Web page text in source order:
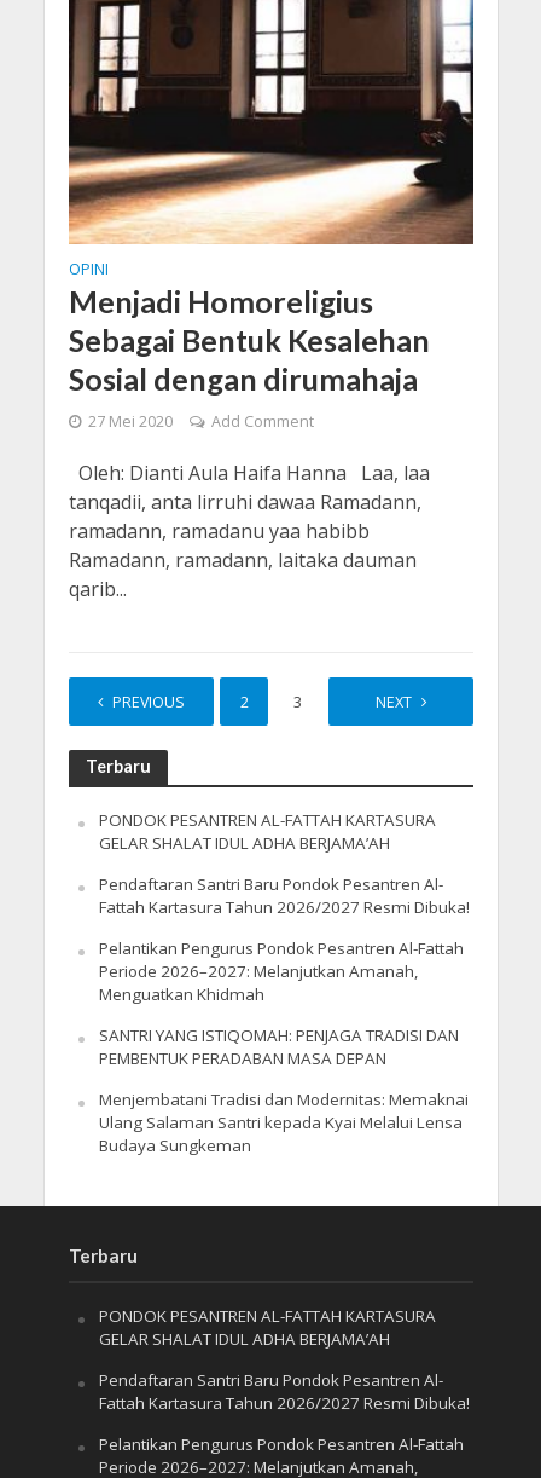
OPINI
Menjadi Homoreligius
Sebagai Bentuk Kesalehan
Sosial dengan dirumahaja
27 Mei 2020 Add Comment
Oleh: Dianti Aula Haifa Hanna Laa, laa
tanqadii, anta lirruhi dawaa Ramadann,
ramadann, ramadanu yaa habibb
Ramadann, ramadann, laitaka dauman
qarib...
PREVIOUS 2 3 NEXT
Terbaru
PONDOK PESANTREN AL-FATTAH KARTASURA
GELAR SHALAT IDUL ADHA BERJAMA’AH
Pendaftaran Santri Baru Pondok Pesantren Al-
Fattah Kartasura Tahun 2026/2027 Resmi Dibuka!
Pelantikan Pengurus Pondok Pesantren Al-Fattah
Periode 2026–2027: Melanjutkan Amanah,
Menguatkan Khidmah
SANTRI YANG ISTIQOMAH: PENJAGA TRADISI DAN
PEMBENTUK PERADABAN MASA DEPAN
Menjembatani Tradisi dan Modernitas: Memaknai
Ulang Salaman Santri kepada Kyai Melalui Lensa
Budaya Sungkeman
Terbaru
PONDOK PESANTREN AL-FATTAH KARTASURA
GELAR SHALAT IDUL ADHA BERJAMA’AH
Pendaftaran Santri Baru Pondok Pesantren Al-
Fattah Kartasura Tahun 2026/2027 Resmi Dibuka!
Pelantikan Pengurus Pondok Pesantren Al-Fattah
Periode 2026–2027: Melanjutkan Amanah,